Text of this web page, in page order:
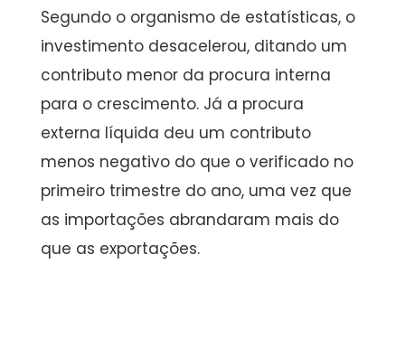
Segundo o organismo de estatísticas, o
investimento desacelerou, ditando um
contributo menor da procura interna
para o crescimento. Já a procura
externa líquida deu um contributo
menos negativo do que o verificado no
primeiro trimestre do ano, uma vez que
as importações abrandaram mais do
que as exportações.